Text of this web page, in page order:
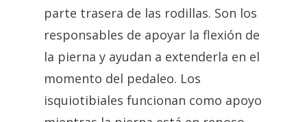
parte trasera de las rodillas. Son los
responsables de apoyar la flexión de
la pierna y ayudan a extenderla en el
momento del pedaleo. Los
isquiotibiales funcionan como apoyo